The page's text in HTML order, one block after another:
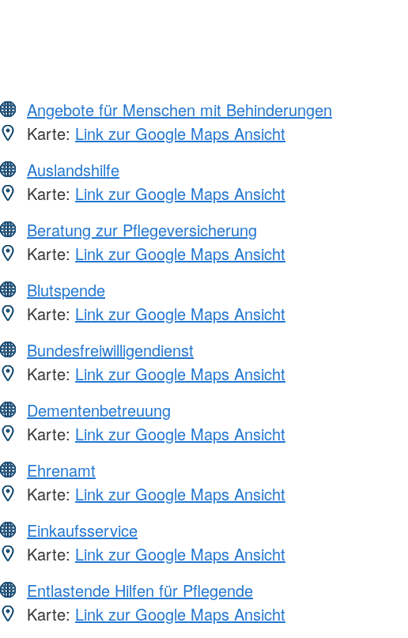
Angebote für Menschen mit Behinderungen
Karte: Link zur Google Maps Ansicht
Auslandshilfe
Karte: Link zur Google Maps Ansicht
Beratung zur Pflegeversicherung
Karte: Link zur Google Maps Ansicht
Blutspende
Karte: Link zur Google Maps Ansicht
Bundesfreiwilligendienst
Karte: Link zur Google Maps Ansicht
Dementenbetreuung
Karte: Link zur Google Maps Ansicht
Ehrenamt
Karte: Link zur Google Maps Ansicht
Einkaufsservice
Karte: Link zur Google Maps Ansicht
Entlastende Hilfen für Pflegende
Karte: Link zur Google Maps Ansicht